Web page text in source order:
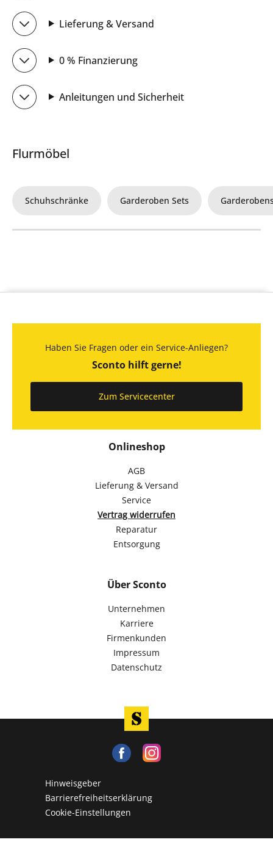
Lieferung & Versand
0 % Finanzierung
Anleitungen und Sicherheit
Flurmöbel
Schuhschränke Garderoben Sets
Onlineshop
AGB
Lieferung & Versand
Service
Vertrag widerrufen
Reparatur
Entsorgung
Über Sconto
Unternehmen
Karriere
Firmenkunden
Impressum
Datenschutz
Haben Sie Fragen oder ein Service-Anliegen?
Sconto hilft gerne!
Zum Servicecenter
Hinweisgeber
Barrierefreiheitserklärung
Cookie-Einstellungen